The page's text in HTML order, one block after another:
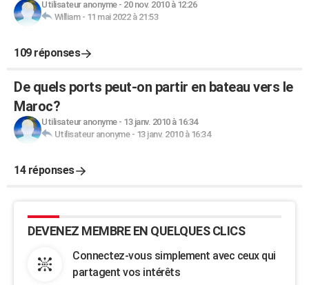
Utilisateur anonyme- 20 nov. 2010 à 12:26
William- 11 mai 2022 à 21:53
109 réponses
De quels ports peut-on partir en bateau vers le
Maroc?
Utilisateur anonyme- 13 janv. 2010 à 16:34
Utilisateur anonyme- 13 janv. 2010 à 16:34
14 réponses
DEVENEZ MEMBRE EN QUELQUES CLICS
Connectez-vous simplement avec ceux qui
partagent vos intérêts